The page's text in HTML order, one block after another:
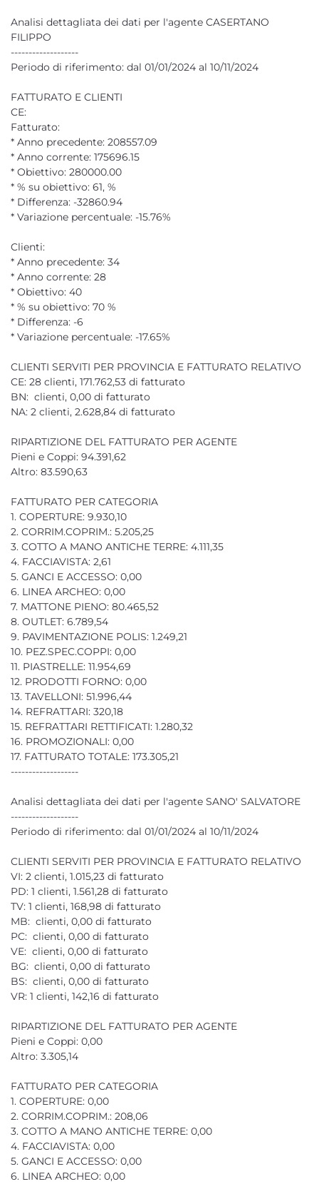
Analisi dettagliata dei dati per l'agente CASERTANO
FILIPPO
-------------------
Periodo di riferimento: dal 01/01/2024 al 10/11/2024
FATTURATO E CLIENTI
CE:
Fatturato:
* Anno precedente: 208557.09
* Anno corrente: 175696.15
* Obiettivo: 280000.00
* % su obiettivo: 61, %
* Differenza: -32860.94
* Variazione percentuale: -15.76%
Clienti:
* Anno precedente: 34
* Anno corrente: 28
* Obiettivo: 40
* % su obiettivo: 70 %
* Differenza: -6
* Variazione percentuale: -17.65%
CLIENTI SERVITI PER PROVINCIA E FATTURATO RELATIVO
CE: 28 clienti, 171.762,53 di fatturato
BN: clienti, 0,00 di fatturato
NA: 2 clienti, 2.628,84 di fatturato
RIPARTIZIONE DEL FATTURATO PER AGENTE
Pieni e Coppi: 94.391,62
Altro: 83.590,63
FATTURATO PER CATEGORIA
1. COPERTURE: 9.930,10
2. CORRIM.COPRIM.: 5.205,25
3. COTTO A MANO ANTICHE TERRE: 4.111,35
4. FACCIAVISTA: 2,61
5. GANCI E ACCESSO: 0,00
6. LINEA ARCHEO: 0,00
7. MATTONE PIENO: 80.465,52
8. OUTLET: 6.789,54
9. PAVIMENTAZIONE POLIS: 1.249,21
10. PEZ.SPEC.COPPI: 0,00
11. PIASTRELLE: 11.954,69
12. PRODOTTI FORNO: 0,00
13. TAVELLONI: 51.996,44
14. REFRATTARI: 320,18
15. REFRATTARI RETTIFICATI: 1.280,32
16. PROMOZIONALI: 0,00
17. FATTURATO TOTALE: 173.305,21
-------------------
Analisi dettagliata dei dati per l'agente SANO' SALVATORE
-------------------
Periodo di riferimento: dal 01/01/2024 al 10/11/2024
CLIENTI SERVITI PER PROVINCIA E FATTURATO RELATIVO
VI: 2 clienti, 1.015,23 di fatturato
PD: 1 clienti, 1.561,28 di fatturato
TV: 1 clienti, 168,98 di fatturato
MB: clienti, 0,00 di fatturato
PC: clienti, 0,00 di fatturato
VE: clienti, 0,00 di fatturato
BG: clienti, 0,00 di fatturato
BS: clienti, 0,00 di fatturato
VR: 1 clienti, 142,16 di fatturato
RIPARTIZIONE DEL FATTURATO PER AGENTE
Pieni e Coppi: 0,00
Altro: 3.305,14
FATTURATO PER CATEGORIA
1. COPERTURE: 0,00
2. CORRIM.COPRIM.: 208,06
3. COTTO A MANO ANTICHE TERRE: 0,00
4. FACCIAVISTA: 0,00
5. GANCI E ACCESSO: 0,00
6. LINEA ARCHEO: 0,00